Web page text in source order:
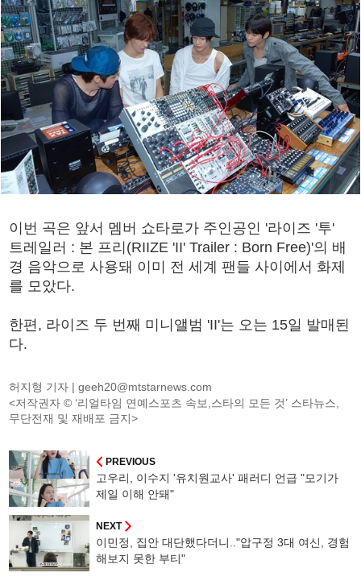
이번 곡은 앞서 멤버 쇼타로가 주인공인 '라이즈 '투'
트레일러 : 본 프리(RIIZE 'II' Trailer : Born Free)'의 배
경 음악으로 사용돼 이미 전 세계 팬들 사이에서 화제
를 모았다.
한편, 라이즈 두 번째 미니앨범 'II'는 오는 15일 발매된
다.
허지형 기자 |geeh20@mtstarnews.com
<저작권자 © ‘리얼타임 연예스포츠 속보,스타의 모든 것’ 스타뉴스,
무단전재 및 재배포 금지>
PREVIOUS
고우리, 이수지 '유치원교사' 패러디 언급 "모기가
제일 이해 안돼"
NEXT
이민정, 집안 대단했다더니.."압구정 3대 여신, 경험
해보지 못한 부티"